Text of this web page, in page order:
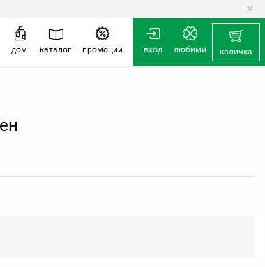
×
вход любими количка
дом каталог промоции